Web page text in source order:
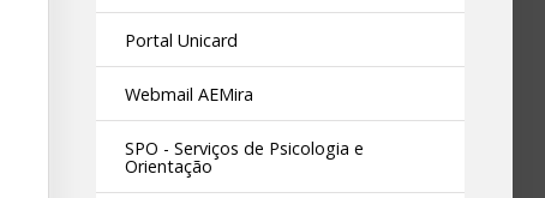
Portal Unicard
Webmail AEMira
SPO - Serviços de Psicologia e
Orientação